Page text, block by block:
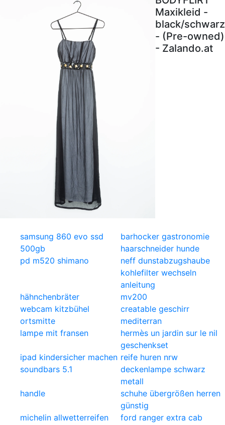
Maxikleid -
black/schwarz
- (Pre-owned)
- Zalando.at
samsung 860 evo ssd
500gb
barhocker gastronomie
haarschneider hunde
pd m520 shimano
neff dunstabzugshaube
kohlefilter wechseln
anleitung
hähnchenbräter
mv200
webcam kitzbühel
ortsmitte
creatable geschirr
mediterran
lampe mit fransen
hermès un jardin sur le nil
geschenkset
ipad kindersicher machen reife huren nrw
soundbars 5.1
deckenlampe schwarz
metall
handle
schuhe übergrößen herren
günstig
michelin allwetterreifen
ford ranger extra cab